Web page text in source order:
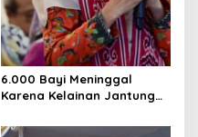
6.000 Bayi Meninggal
Karena Kelainan Jantung
Pemerataan Operasi